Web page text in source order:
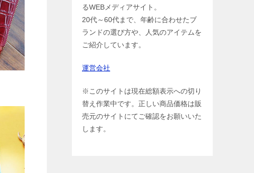
るWEBメディアサイト。
20代～60代まで、年齢に合わせたブ
ランドの選び方や、人気のアイテムを
ご紹介しています。
運営会社
※このサイトは現在総額表示への切り
替え作業中です。正しい商品価格は販
売元のサイトにてご確認をお願いいた
します。